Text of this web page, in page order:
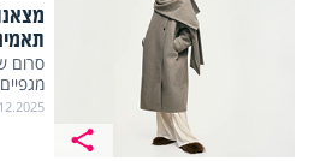
סרום